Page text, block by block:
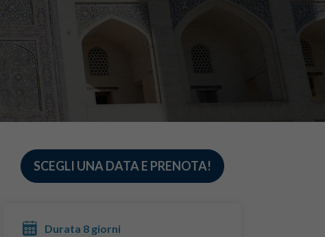
SCEGLI UNA DATA E PRENOTA!
Durata 8 giorni